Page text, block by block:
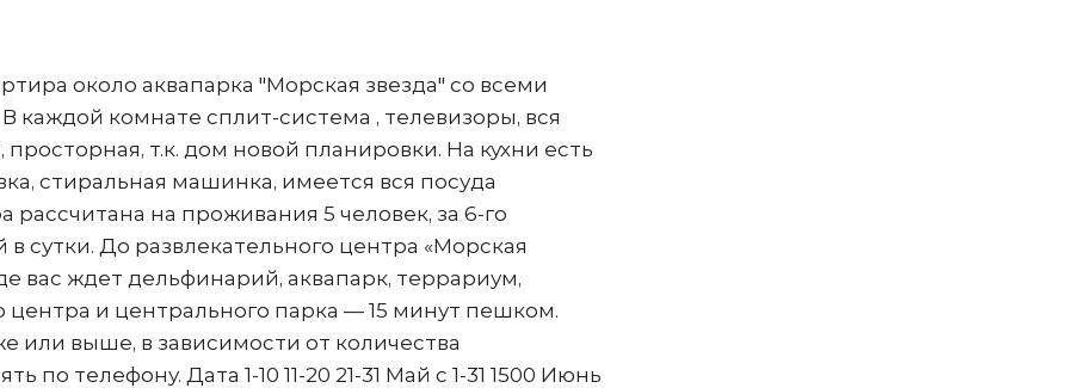
около аквапарка "Морская звезда" со всеми
каждой комнате сплит-система , телевизоры, вся
т.к. дом новой планировки. На кухни есть
стиральная машинка, имеется вся посуда
на проживания 5 человек, за 6-го
сутки. До развлекательного центра «Морская
вас ждет дельфинарий, аквапарк, террариум,
центра и центрального парка — 15 минут пешком.
или выше, в зависимости от количества
по телефону. Дата 1-10 11-20 21-31 Май с 1-31 1500 Июнь